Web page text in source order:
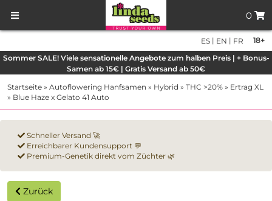
0
18+
ES | EN | FR
Sommer SALE! Viele sensationelle Angebote zum halben Preis | + Bonus-
Samen ab 15€ | Gratis Versand ab 50€
Startseite » Autoflowering Hanfsamen » Hybrid » THC >20% » Ertrag XL
» Blue Haze x Gelato 41 Auto
Schneller Versand 🚀
Erreichbarer Kundensupport 💬
Premium-Genetik direkt vom Züchter 🌿
Zurück